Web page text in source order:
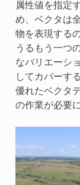
属性値を指定
め、ベクタは
物を表現する
うるもう一つ
なバリエーシ
してカバーす
優れたベクタ
の作業が必要